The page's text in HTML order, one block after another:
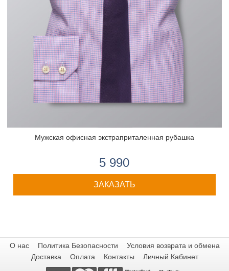
Мужская офисная экстраприталенная рубашка
5 990
ЗАКАЗАТЬ
О нас Политика Безопасности
Условия возврата и обмена
Доставка
Оплата Контакты Личный Кабинет